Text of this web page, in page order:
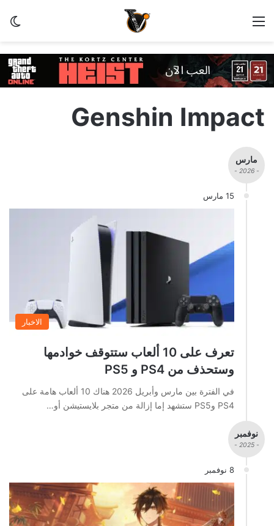
القائمة
Genshin Impact
مارس
- 2026 -
15 مارس
الاخبار
تعرف على 10 ألعاب ستتوقف خوادمها
وستحذف من PS4 و PS5
في الفترة بين مارس وأبريل 2026 هناك 10 ألعاب هامة على
PS4 وPS5 ستشهد إما إزالة من متجر بلايستيشن أو…
نوفمبر
- 2025 -
8 نوفمبر